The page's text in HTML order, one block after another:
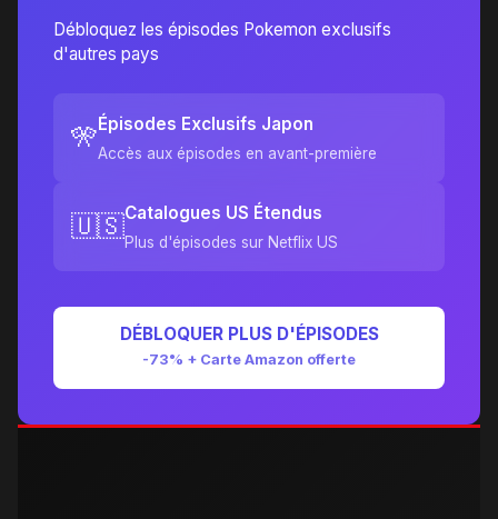
Débloquez les épisodes Pokemon exclusifs
d'autres pays
🎌Épisodes Exclusifs Japon
Accès aux épisodes en avant-première
🇺🇸Catalogues US Étendus
Plus d'épisodes sur Netflix US
DÉBLOQUER PLUS D'ÉPISODES
-73% + Carte Amazon offerte